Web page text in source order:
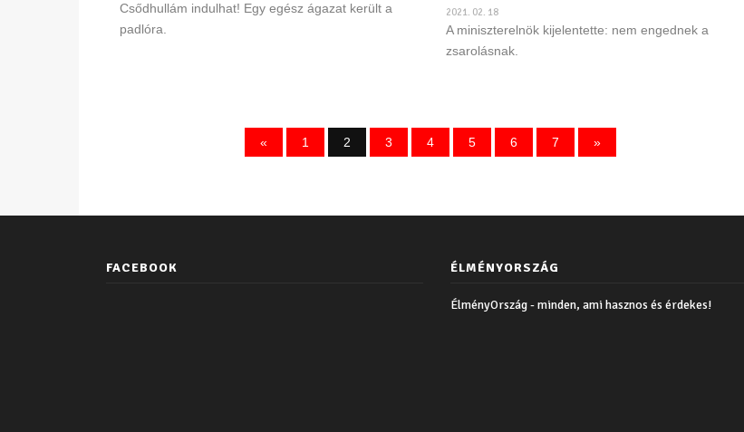
Csődhullám indulhat! Egy egész ágazat került a
padlóra.
2021. 02. 18
A miniszterelnök kijelentette: nem engednek a
zsarolásnak.
« 1 2 3 4 5 6 7 »
FACEBOOK ÉLMÉNYORSZÁG
ÉlményOrszág - minden, ami hasznos és érdekes!